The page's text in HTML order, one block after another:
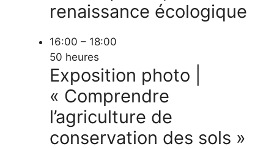
renaissance écologique
16:00 – 18:00
50 heures
Exposition photo |
« Comprendre
l’agriculture de
conservation des sols »